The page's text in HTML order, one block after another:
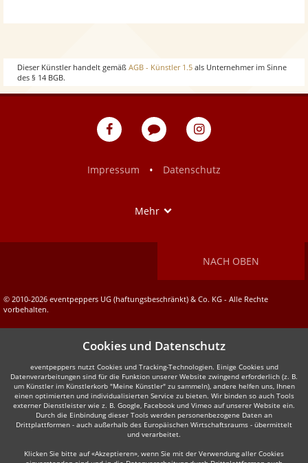
Dieser Künstler handelt gemäß AGB - Künstler 1.5 als Unternehmer im Sinne
des § 14 BGB.
eventpeppers
Blog
eventpeppers
Impressum
• Datenschutz
Mehr
NACH OBEN
© 2010-2026 eventpeppers UG (haftungsbeschränkt) & Co. KG - Alle Rechte
vorbehalten.
Cookies und Datenschutz
eventpeppers nutzt Cookies und Tracking-Technologien. Einige Cookies und
Datenverarbeitungen sind für die Funktion unserer Website zwingend erforderlich (z. B.
um Künstler im Künstlerkorb "Meine Künstler" zu sammeln), andere helfen uns, Ihnen
einen optimierten und individualisierten Service zu bieten. Wir binden so auch Tools
externer Dienstleister wie z. B. Google, Facebook und Vimeo auf unserer Website ein.
Durch die Einbindung dieser Tools werden personenbezogene Daten an
Drittplattformen - auch außerhalb des Europäischen Wirtschaftsraums - übermittelt
und verarbeitet.
Klicken Sie bitte auf «Akzeptieren», wenn Sie mit der Verwendung aller Cookies